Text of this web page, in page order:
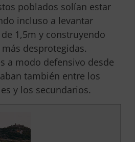
poblados solían estar
incluso a levantar
1,5m y construyendo
desprotegidas.
a modo defensivo desde
también entre los
y los secundarios.